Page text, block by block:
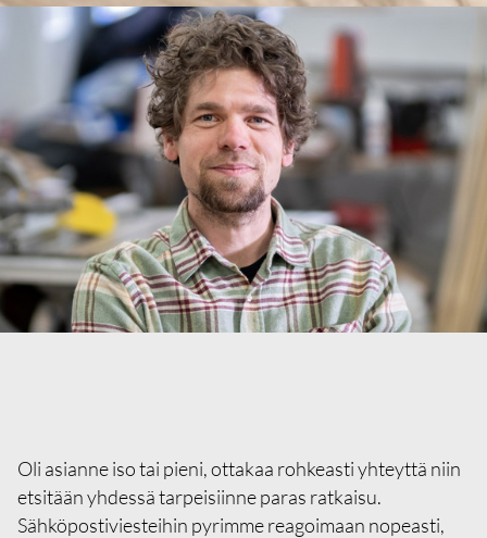
Oli asianne iso tai pieni, ottakaa rohkeasti yhteyttä niin
etsitään yhdessä tarpeisiinne paras ratkaisu.
Sähköpostiviesteihin pyrimme reagoimaan nopeasti,